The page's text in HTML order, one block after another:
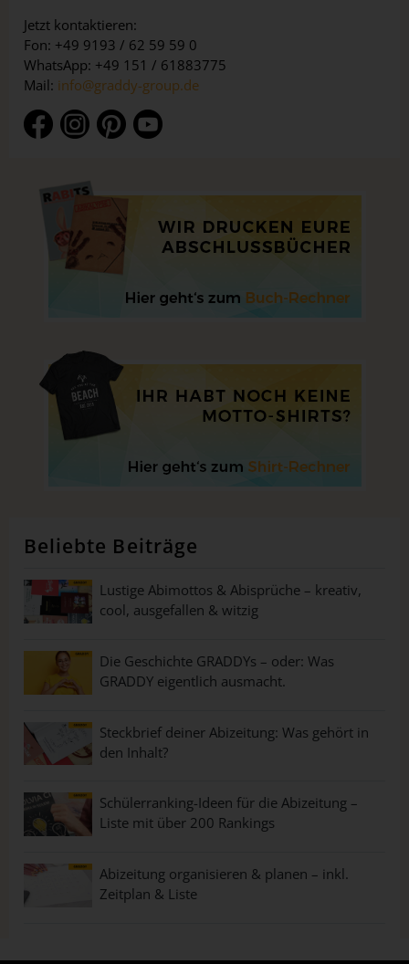
Jetzt kontaktieren:
Fon: +49 9193 / 62 59 59 0
WhatsApp: +49 151 / 61883775
Mail: info@graddy-group.de
Beliebte Beiträge
Lustige Abimottos & Abisprüche – kreativ,
cool, ausgefallen & witzig
Die Geschichte GRADDYs – oder: Was
GRADDY eigentlich ausmacht.
Steckbrief deiner Abizeitung: Was gehört in
den Inhalt?
Schülerranking-Ideen für die Abizeitung –
Liste mit über 200 Rankings
Abizeitung organisieren & planen – inkl.
Zeitplan & Liste